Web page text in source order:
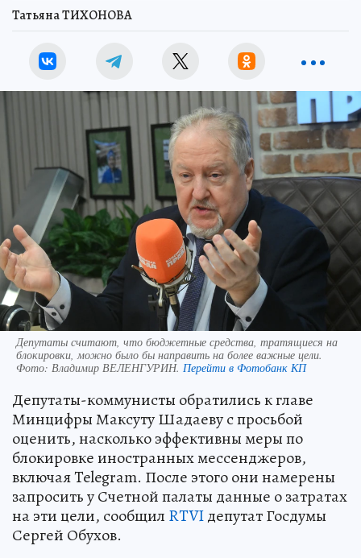
Татьяна ТИХОНОВА
Депутаты считают, что бюджетные средства, тратящиеся на
блокировки, можно было бы направить на более важные цели.
Фото: Владимир ВЕЛЕНГУРИН. Перейти в Фотобанк КП
Депутаты-коммунисты обратились к главе
Минцифры Максуту Шадаеву с просьбой
оценить, насколько эффективны меры по
блокировке иностранных мессенджеров,
включая Telegram. После этого они намерены
запросить у Счетной палаты данные о затратах
на эти цели, сообщил RTVIдепутат Госдумы
Сергей Обухов.